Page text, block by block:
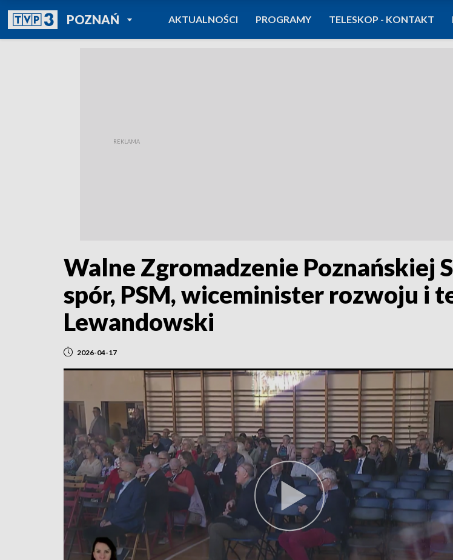
POZNAŃPOWRÓT DO
TVP REGIONY
AKTUALNOŚCI PROGRAMY TELESKOP - KONTAKT
Walne Zgromadzenie Poznańskiej
spór, PSM, wiceminister rozwoju i
Lewandowski
2026-04-17